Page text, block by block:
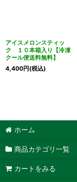
アイスメロンスティッ
ク １０本箱入り【冷凍
クール便送料無料】
4,400円(税込)
ホーム
商品カテゴリ一覧
カートをみる